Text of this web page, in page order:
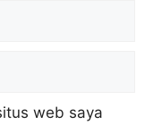
web saya